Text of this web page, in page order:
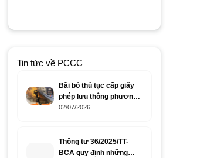
Tin tức về PCCC
Bãi bỏ thủ tục cấp giấy
phép lưu thông phương
tiện PCCC?
02/07/2026
Thông tư 36/2025/TT-
BCA quy định những